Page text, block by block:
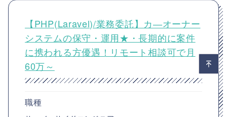
【PHP(Laravel)/業務委託】カ―オーナー
システムの保守・運用★・長期的に案件
に携われる方優遇！リモート相談可で月
60万～
職種